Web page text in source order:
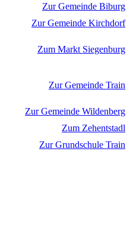
Zur Gemeinde Biburg
Zur Gemeinde Kirchdorf
Zum Markt Siegenburg
Zur Gemeinde Train
Zur Gemeinde Wildenberg
Zum Zehentstadl
Zur Grundschule Train